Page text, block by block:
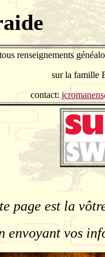
renseignements
sur la famille
contact:
page est la
envoyant vos